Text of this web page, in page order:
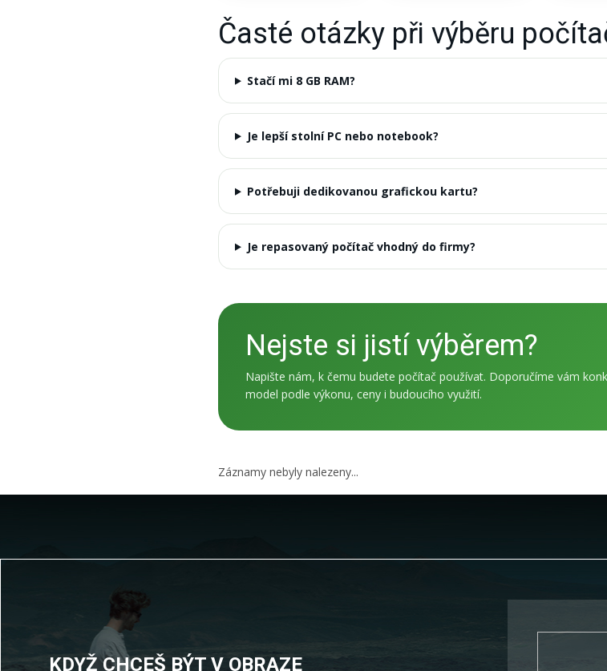
Časté otázky při výběru
Stačí mi 8 GB RAM?
Je lepší stolní PC nebo notebook?
Potřebuji dedikovanou grafickou kartu?
Je repasovaný počítač vhodný do firmy?
Nejste si jistí výběrem?
Napište nám, k čemu budete počítač používat. Doporučíme vám
model podle výkonu, ceny i budoucího využití.
Záznamy nebyly nalezeny...
KDYŽ CHCEŠ BÝT V OBRAZE